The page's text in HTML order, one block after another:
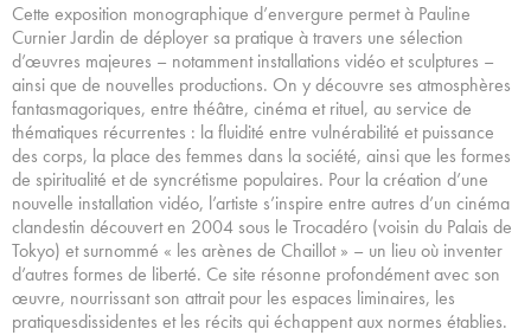
Cette exposition monographique d’envergure permet à Pauline
Curnier Jardin de déployer sa pratique à travers une sélection
d’œuvres majeures – notamment installations vidéo et sculptures –
ainsi que de nouvelles productions. On y découvre ses atmosphères
fantasmagoriques, entre théâtre, cinéma et rituel, au service de
thématiques récurrentes : la fluidité entre vulnérabilité et puissance
des corps, la place des femmes dans la société, ainsi que les formes
de spiritualité et de syncrétisme populaires. Pour la création d’une
nouvelle installation vidéo, l’artiste s’inspire entre autres d’un cinéma
clandestin découvert en 2004 sous le Trocadéro (voisin du Palais de
Tokyo) et surnommé « les arènes de Chaillot » – un lieu où inventer
d’autres formes de liberté. Ce site résonne profondément avec son
œuvre, nourrissant son attrait pour les espaces liminaires, les
pratiquesdissidentes et les récits qui échappent aux normes établies.